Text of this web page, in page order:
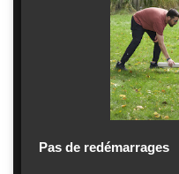
Pas de redémarrages